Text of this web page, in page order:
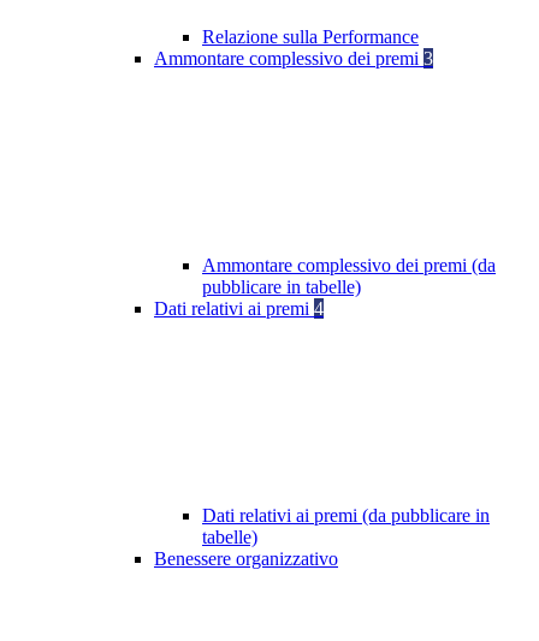
Relazione sulla Performance
Ammontare complessivo dei premi 3
Ammontare complessivo dei premi (da
pubblicare in tabelle)
Dati relativi ai premi 4
Dati relativi ai premi (da pubblicare in
tabelle)
Benessere organizzativo